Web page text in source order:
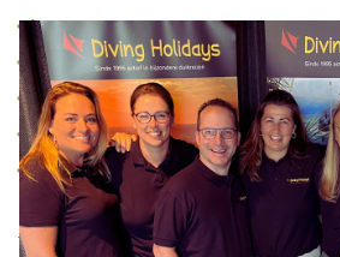
Nederlands eigenaar
Echt duikers hotel
Persoonlijke service
Dagtrips met eigen boot
Op loopafstand van de Marina Safaga